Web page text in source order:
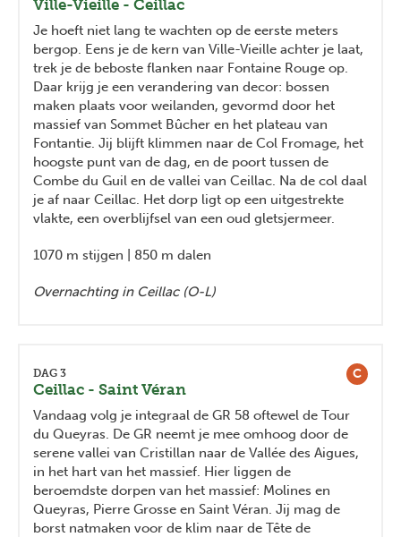
Ville-Vieille - Ceillac
Je hoeft niet lang te wachten op de eerste meters
bergop. Eens je de kern van Ville-Vieille achter je laat,
trek je de beboste flanken naar Fontaine Rouge op.
Daar krijg je een verandering van decor: bossen
maken plaats voor weilanden, gevormd door het
massief van Sommet Bûcher en het plateau van
Fontantie. Jij blijft klimmen naar de Col Fromage, het
hoogste punt van de dag, en de poort tussen de
Combe du Guil en de vallei van Ceillac. Na de col daal
je af naar Ceillac. Het dorp ligt op een uitgestrekte
vlakte, een overblijfsel van een oud gletsjermeer.
1070 m stijgen | 850 m dalen
Overnachting in Ceillac (O-L)
C
DAG 3
Ceillac - Saint Véran
Vandaag volg je integraal de GR 58 oftewel de Tour
du Queyras. De GR neemt je mee omhoog door de
serene vallei van Cristillan naar de Vallée des Aigues,
in het hart van het massief. Hier liggen de
beroemdste dorpen van het massief: Molines en
Queyras, Pierre Grosse en Saint Véran. Jij mag de
borst natmaken voor de klim naar de Tête de